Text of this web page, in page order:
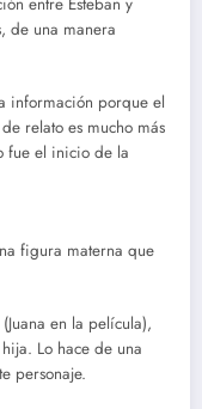
de una manera
información porque el
relato es mucho más
fue el inicio de la
figura materna que
en la película),
Lo hace de una
personaje.